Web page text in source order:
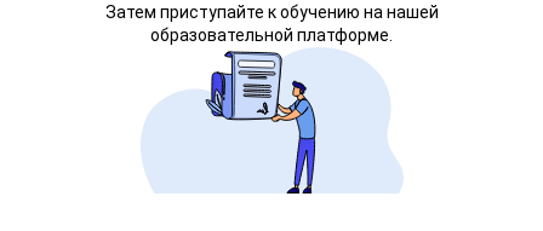
Затем приступайте к обучению на нашей
образовательной платформе.